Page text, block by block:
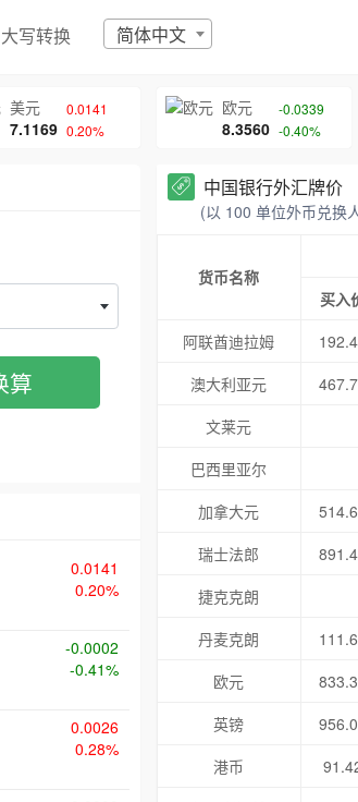
大写转换 简体中文
美元
7.1169
0.0141
0.20%
欧元
8.3560
-0.0339
-0.40%
算
0.0141
0.20%
-0.0002
-0.41%
0.0026
0.28%
中国银行外汇牌价
(以 100 单位外币兑换
货币名称
买入
阿联酋迪拉姆
澳大利亚元
文莱元
巴西里亚尔
加拿大元
瑞士法郎
捷克克朗
丹麦克朗
欧元
英镑
港币